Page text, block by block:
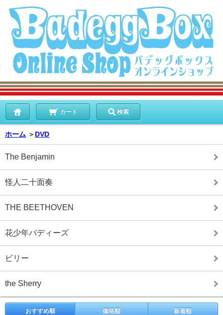
カート 検索
ホーム ＞ DVD
The Benjamin
怪人二十面奏
THE BEETHOVEN
花少年バディーズ
ビリー
the Sherry
おすすめ順 価格順 新着順